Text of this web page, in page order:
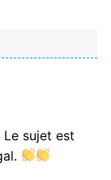
sujet est